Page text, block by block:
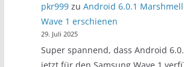
pkr999 zuAndroid 6.0.1
Wave 1 erschienen
29. Juli 2025
Super spannend, dass Android